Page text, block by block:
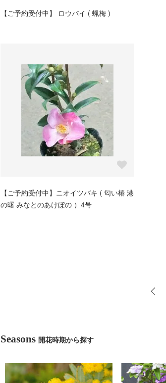
【ご予約受付中】 ロウバイ ( 蝋梅 )
【ご予約受付中】ニオイツバキ ( 匂い椿 港
の曙 みなとのあけぼの ）4号
Seasons 開花時期から探す